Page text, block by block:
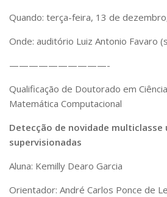
Artes, Cultura e Esportes
Museus e Espaços Interativos
Apoio ao Estudante
Segurança, Trânsito e Prevenção
RH, Administrativo e Financeiro
Outros serviços
Comunicação
Aplicativos e Sites
Jornal da USP
Quando: terça-feira, 13 de
Onde: auditório Luiz Antonio Favaro
——————————-
Qualificação de Doutorado em
Matemática Computacional
Detecção de novidade multiclasse
supervisionadas
Aluna: Kemilly Dearo Garcia
Orientador: André Carlos Ponce de